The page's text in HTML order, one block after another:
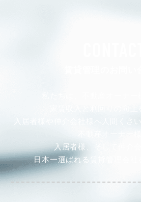
入居者様や仲介会社様へ人間くさ
入居者様、そして仲介会
日本一選ばれる賃貸管理会社